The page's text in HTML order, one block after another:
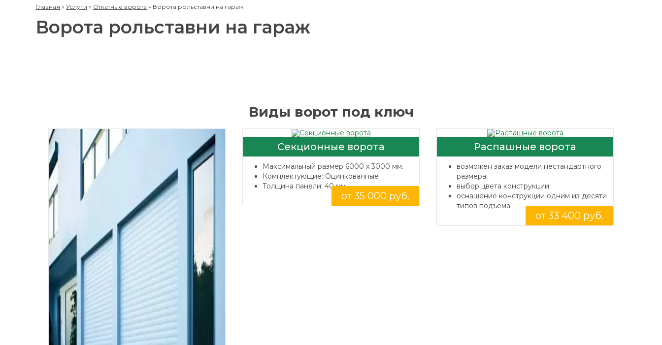
Главная » Услуги » Откатные ворота » Ворота рольставни на гараж
Ворота рольставни на гараж
Виды ворот под ключ
Секционные ворота
Максимальный размер 6000 x 3000 мм.
Комплектующие: Оцинкованные
Толщина панели: 40 мм.
от 35 000 руб.
Распашные ворота
возможен заказ модели нестандартного
размера;
выбор цвета конструкции;
оснащение конструкции одним из десяти
типов подъема.
от 33 400 руб.